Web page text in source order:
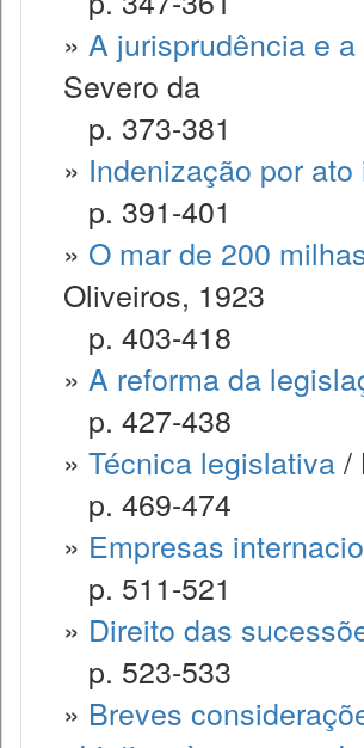
» A jurisprudência e
Severo da
p. 373-381
» Indenização por
p. 391-401
» O mar de 200
Oliveiros, 1923
p. 403-418
» A reforma da
p. 427-438
» Técnica legislativa/
p. 469-474
» Empresas
p. 511-521
» Direito das
p. 523-533
» Breves